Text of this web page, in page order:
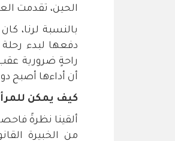
الحين، تقدمت
بالنسبة لرنا،
دفعها لبدء رحلة
راحةٍ ضرورية
أن أداءها أصبح
كيف يمكن
ألقينا نظرةً
من الخبيرة